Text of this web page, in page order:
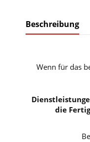
Beschreibung
Wenn für das
die